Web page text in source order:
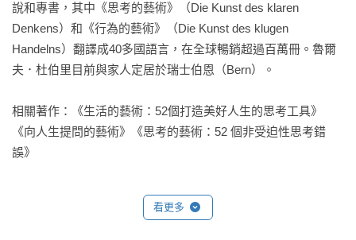
向人生提問的藝術
人生充滿問題，你要怎麼回答？
方法；
《行為的藝術》不只要你清晰思考，更要你學會如何聰明行
動；
伯里提出種種與人生有關的疑問，
從成功、事業、愛情、婚姻、性，一直追問到年齡、死亡與上
說和專書，其中《思考的藝術》（Die Kunst des klaren
Denkens）和《行為的藝術》（Die Kunst des klugen
Handelns）翻譯成40多國語言，在全球暢銷超過百萬冊。魯爾
夫．杜伯里目前與家人定居於瑞士伯恩（Bern）。
相關著作：《生活的藝術：52個打造美好人生的思考工具》
《向人生提問的藝術》《思考的藝術：52 個非受迫性思考錯
誤》
看更多